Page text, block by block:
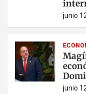
junio
junio